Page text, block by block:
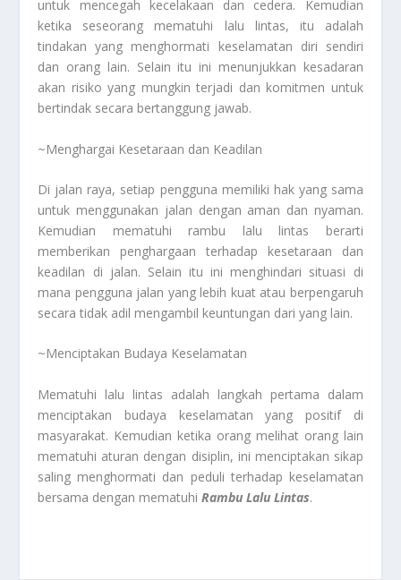
untuk mencegah kecelakaan dan cedera. Kemudian
ketika seseorang mematuhi lalu lintas, itu adalah
tindakan yang menghormati keselamatan diri sendiri
dan orang lain. Selain itu ini menunjukkan kesadaran
akan risiko yang mungkin terjadi dan komitmen untuk
bertindak secara bertanggung jawab.
~Menghargai Kesetaraan dan Keadilan
Di jalan raya, setiap pengguna memiliki hak yang sama
untuk menggunakan jalan dengan aman dan nyaman.
Kemudian mematuhi rambu lalu lintas berarti
memberikan penghargaan terhadap kesetaraan dan
keadilan di jalan. Selain itu ini menghindari situasi di
mana pengguna jalan yang lebih kuat atau berpengaruh
secara tidak adil mengambil keuntungan dari yang lain.
~Menciptakan Budaya Keselamatan
Mematuhi lalu lintas adalah langkah pertama dalam
menciptakan budaya keselamatan yang positif di
masyarakat. Kemudian ketika orang melihat orang lain
mematuhi aturan dengan disiplin, ini menciptakan sikap
saling menghormati dan peduli terhadap keselamatan
bersama dengan mematuhiRambu Lalu Lintas.